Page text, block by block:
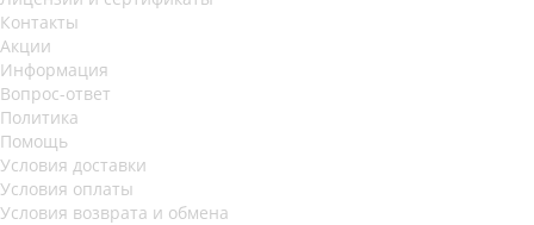
Контакты
Акции
Информация
Вопрос-ответ
Политика
Помощь
Условия доставки
Условия оплаты
Условия возврата и обмена